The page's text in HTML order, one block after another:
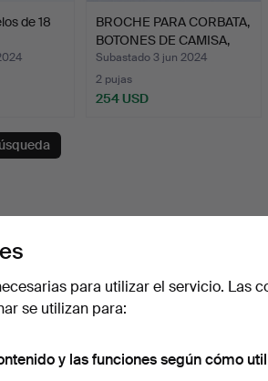
de 18
BROCHE PARA CORBATA,
BOTONES DE CAMISA,
UN…
Subastado 3 jun 2024
2 pujas
254 USD
para utilizar el servicio. Las
se utilizan para:
y las funciones según cómo